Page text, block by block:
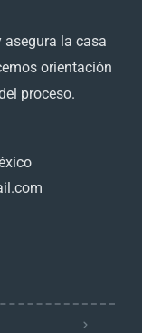
asegura la casa
orientación
proceso.